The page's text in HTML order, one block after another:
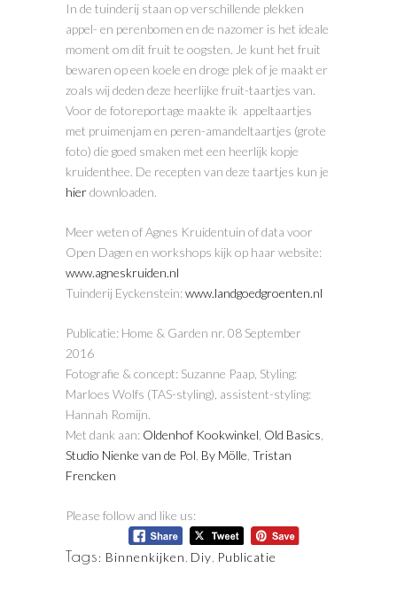
In de tuinderij staan op verschillende plekken
appel- en perenbomen en de nazomer is het ideale
moment om dit fruit te oogsten. Je kunt het fruit
bewaren op een koele en droge plek of je maakt er
zoals wij deden deze heerlijke fruit-taartjes van.
Voor de fotoreportage maakte ik appeltaartjes
met pruimenjam en peren-amandeltaartjes (grote
foto) die goed smaken met een heerlijk kopje
kruidenthee. De recepten van deze taartjes kun je
hierdownloaden.
Meer weten of Agnes Kruidentuin of data voor
Open Dagen en workshops kijk op haar website:
www.agneskruiden.nl
Tuinderij Eyckenstein:www.landgoedgroenten.nl
Publicatie: Home & Garden nr. 08 September
2016
Fotografie & concept: Suzanne Paap, Styling:
Marloes Wolfs (TAS-styling), assistent-styling:
Hannah Romijn.
Met dank aan: Oldenhof Kookwinkel, Old Basics,
Studio Nienke van de Pol, By Mölle, Tristan
Frencken
Please follow and like us:
Tags: Binnenkijken Diy Publicatie